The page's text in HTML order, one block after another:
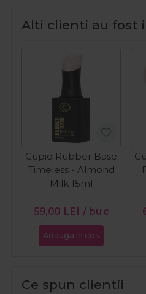
Alti clienti au fost
Cupio Rubber Base
Timeless - Almond
Milk 15ml
59,00 LEI / buc
Adauga in cos
Ce spun clientii